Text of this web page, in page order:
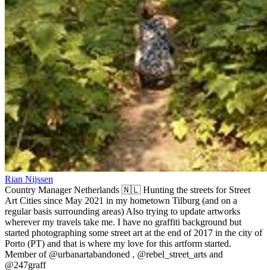
Rian Nijssen
Country Manager Netherlands 🇳🇱 Hunting the streets for Street
Art Cities since May 2021 in my hometown Tilburg (and on a
regular basis surrounding areas) Also trying to update artworks
wherever my travels take me. I have no graffiti background but
started photographing some street art at the end of 2017 in the city of
Porto (PT) and that is where my love for this artform started.
Member of @urbanartabandoned , @rebel_street_arts and
@247graff